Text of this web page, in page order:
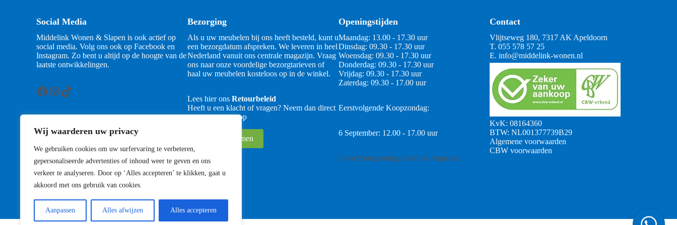
Wij waarderen uw privacy
We gebruiken cookies om uw surfervaring te verbeteren,
gepersonaliseerde advertenties of inhoud weer te geven en ons
verkeer te analyseren. Door op ‘Alles accepteren’ te klikken, gaat u
akkoord met ons gebruik van cookies.
Aanpassen Alles afwijzen Alles accepteren
Social Media
Middelink Wonen & Slapen is ook actief op
social media. Volg ons ook op Facebook en
Instagram. Zo bent u altijd op de hoogte van de
laatste ontwikkelingen.
Facebook
Instagram
TikTok
Bezorging
Als u uw meubelen bij ons heeft besteld, kunt u
een bezorgdatum afspreken. We leveren in heel
Nederland vanuit ons centrale magazijn. Vraag
ons naar onze voordelige bezorgtarieven of
haal uw meubelen kosteloos op in de winkel.
Lees hier ons Retourbeleid
Heeft u een klacht of vragen? Neem dan direct
contact met ons op
Contact opnemen
Openingstijden
Maandag: 13.00 - 17.30 uur
Dinsdag: 09.30 - 17.30 uur
Woensdag: 09.30 - 17.30 uur
Donderdag: 09.30 - 17.30 uur
Vrijdag: 09.30 - 17.30 uur
Zaterdag: 09.30 - 17.00 uur
Eerstvolgende Koopzondag:
6 September: 12.00 - 17.00 uur
Geen Koopzondag in Juli & Augustus
Contact
Vlijtseweg 180, 7317 AK Apeldoorn
T. 055 578 57 25
E. info@middelink-wonen.nl
KvK: 08164360
BTW: NL001377739B29
Algemene voorwaarden
CBW voorwaarden